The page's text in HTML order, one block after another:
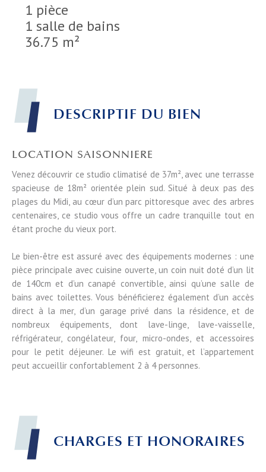
1 pièce
1 salle de bains
36.75 m²
DESCRIPTIF DU BIEN
LOCATION SAISONNIERE
Venez découvrir ce studio climatisé de 37m², avec une terrasse
spacieuse de 18m² orientée plein sud. Situé à deux pas des
plages du Midi, au cœur d’un parc pittoresque avec des arbres
centenaires, ce studio vous offre un cadre tranquille tout en
étant proche du vieux port.
Le bien-être est assuré avec des équipements modernes : une
pièce principale avec cuisine ouverte, un coin nuit doté d’un lit
de 140cm et d’un canapé convertible, ainsi qu’une salle de
bains avec toilettes. Vous bénéficierez également d’un accès
direct à la mer, d’un garage privé dans la résidence, et de
nombreux équipements, dont lave-linge, lave-vaisselle,
réfrigérateur, congélateur, four, micro-ondes, et accessoires
pour le petit déjeuner. Le wifi est gratuit, et l’appartement
peut accueillir confortablement 2 à 4 personnes.
CHARGES ET HONORAIRES